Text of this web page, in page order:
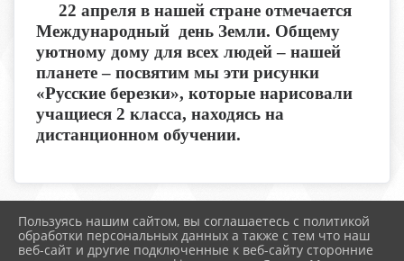
22 апреля в нашей стране отмечается
Международный день Земли. Общему
уютному дому для всех людей – нашей
планете – посвятим мы эти рисунки
«Русские березки», которые нарисовали
учащиеся 2 класса, находясь на
дистанционном обучении.
2026 г. boldschool-rostov.ru
Вход
Пользуясь нашим сайтом, вы соглашаетесь с политикой
обработки персональных данных а также с тем что наш
веб-сайт и другие подключенные к веб-сайту сторонние